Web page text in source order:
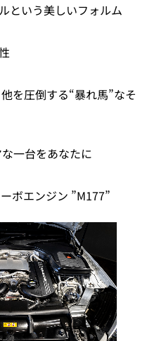
という美しいフォルム
を圧倒する“暴れ馬”なそ
一台をあなたに
ボエンジン ”M177”